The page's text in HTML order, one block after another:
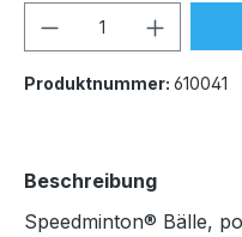
Produkt
Produktnummer: 610041
Beschreibung
Speedminton® Bälle,